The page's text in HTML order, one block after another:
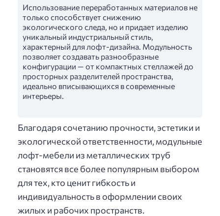
Использование переработанных материалов не
только способствует снижению
экологического следа, но и придает изделию
уникальный индустриальный стиль,
характерный для лофт-дизайна. Модульность
позволяет создавать разнообразные
конфигурации — от компактных стеллажей до
просторных разделителей пространства,
идеально вписывающихся в современные
интерьеры.
Благодаря сочетанию прочности, эстетики и
экологической ответственности, модульные
лофт-мебели из металлических труб
становятся все более популярным выбором
для тех, кто ценит гибкость и
индивидуальность в оформлении своих
жилых и рабочих пространств.